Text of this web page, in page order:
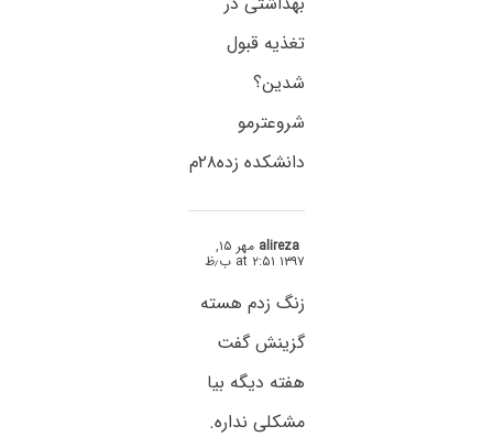
تغذیه قبول
شدین؟
شروعترمو
دانشکده زده۲۸م
alireza مهر ۱۵,
۱۳۹۷ at ۲:۵۱ ب٫ظ
زنگ زدم هسته
گزینش گفت
هفته دیگه بیا
مشکلی نداره.